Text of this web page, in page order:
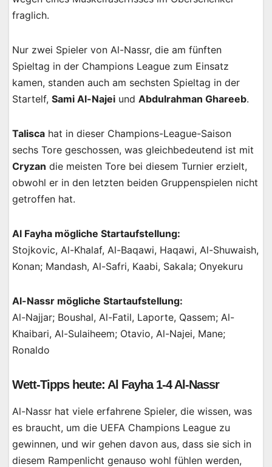
fraglich.
Nur zwei Spieler von Al-Nassr, die am fünften
Spieltag in der Champions League zum Einsatz
kamen, standen auch am sechsten Spieltag in der
Startelf, Sami Al-Najei und Abdulrahman Ghareeb.
Talisca hat in dieser Champions-League-Saison
sechs Tore geschossen, was gleichbedeutend ist mit
Cryzan die meisten Tore bei diesem Turnier erzielt,
obwohl er in den letzten beiden Gruppenspielen nicht
getroffen hat.
Al Fayha mögliche Startaufstellung:
Stojkovic, Al-Khalaf, Al-Baqawi, Haqawi, Al-Shuwaish,
Konan; Mandash, Al-Safri, Kaabi, Sakala; Onyekuru
Al-Nassr mögliche Startaufstellung:
Al-Najjar; Boushal, Al-Fatil, Laporte, Qassem; Al-
Khaibari, Al-Sulaiheem; Otavio, Al-Najei, Mane;
Ronaldo
Wett-Tipps heute: Al Fayha 1-4 Al-Nassr
Al-Nassr hat viele erfahrene Spieler, die wissen, was
es braucht, um die UEFA Champions League zu
gewinnen, und wir gehen davon aus, dass sie sich in
diesem Rampenlicht genauso wohl fühlen werden,